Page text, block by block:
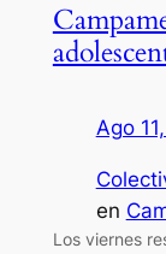
Ago
en
Los viernes